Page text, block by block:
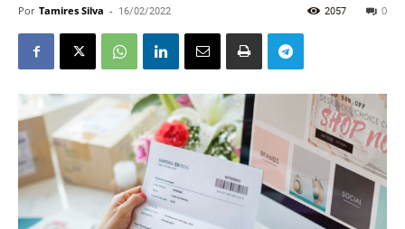
Por Tamires Silva - 16/02/2022 0
2057